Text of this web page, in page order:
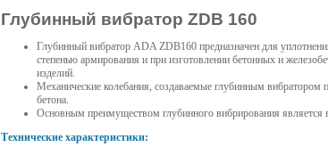
Глубинный вибратор ZDB 160
Глубинный вибратор ADA ZDB160 предназначен для
степенью армирования и при изготовлении бетонных и
изделий.
Механические колебания, создаваемые глубинным вибратором
бетона.
Основным преимуществом глубинного вибрирования
Технические характеристики: